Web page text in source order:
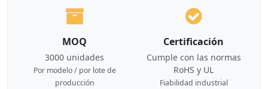
MOQ
3000 unidades
Por modelo / por lote de
producción
Certificación
Cumple con las normas
RoHS y UL
Fiabilidad industrial